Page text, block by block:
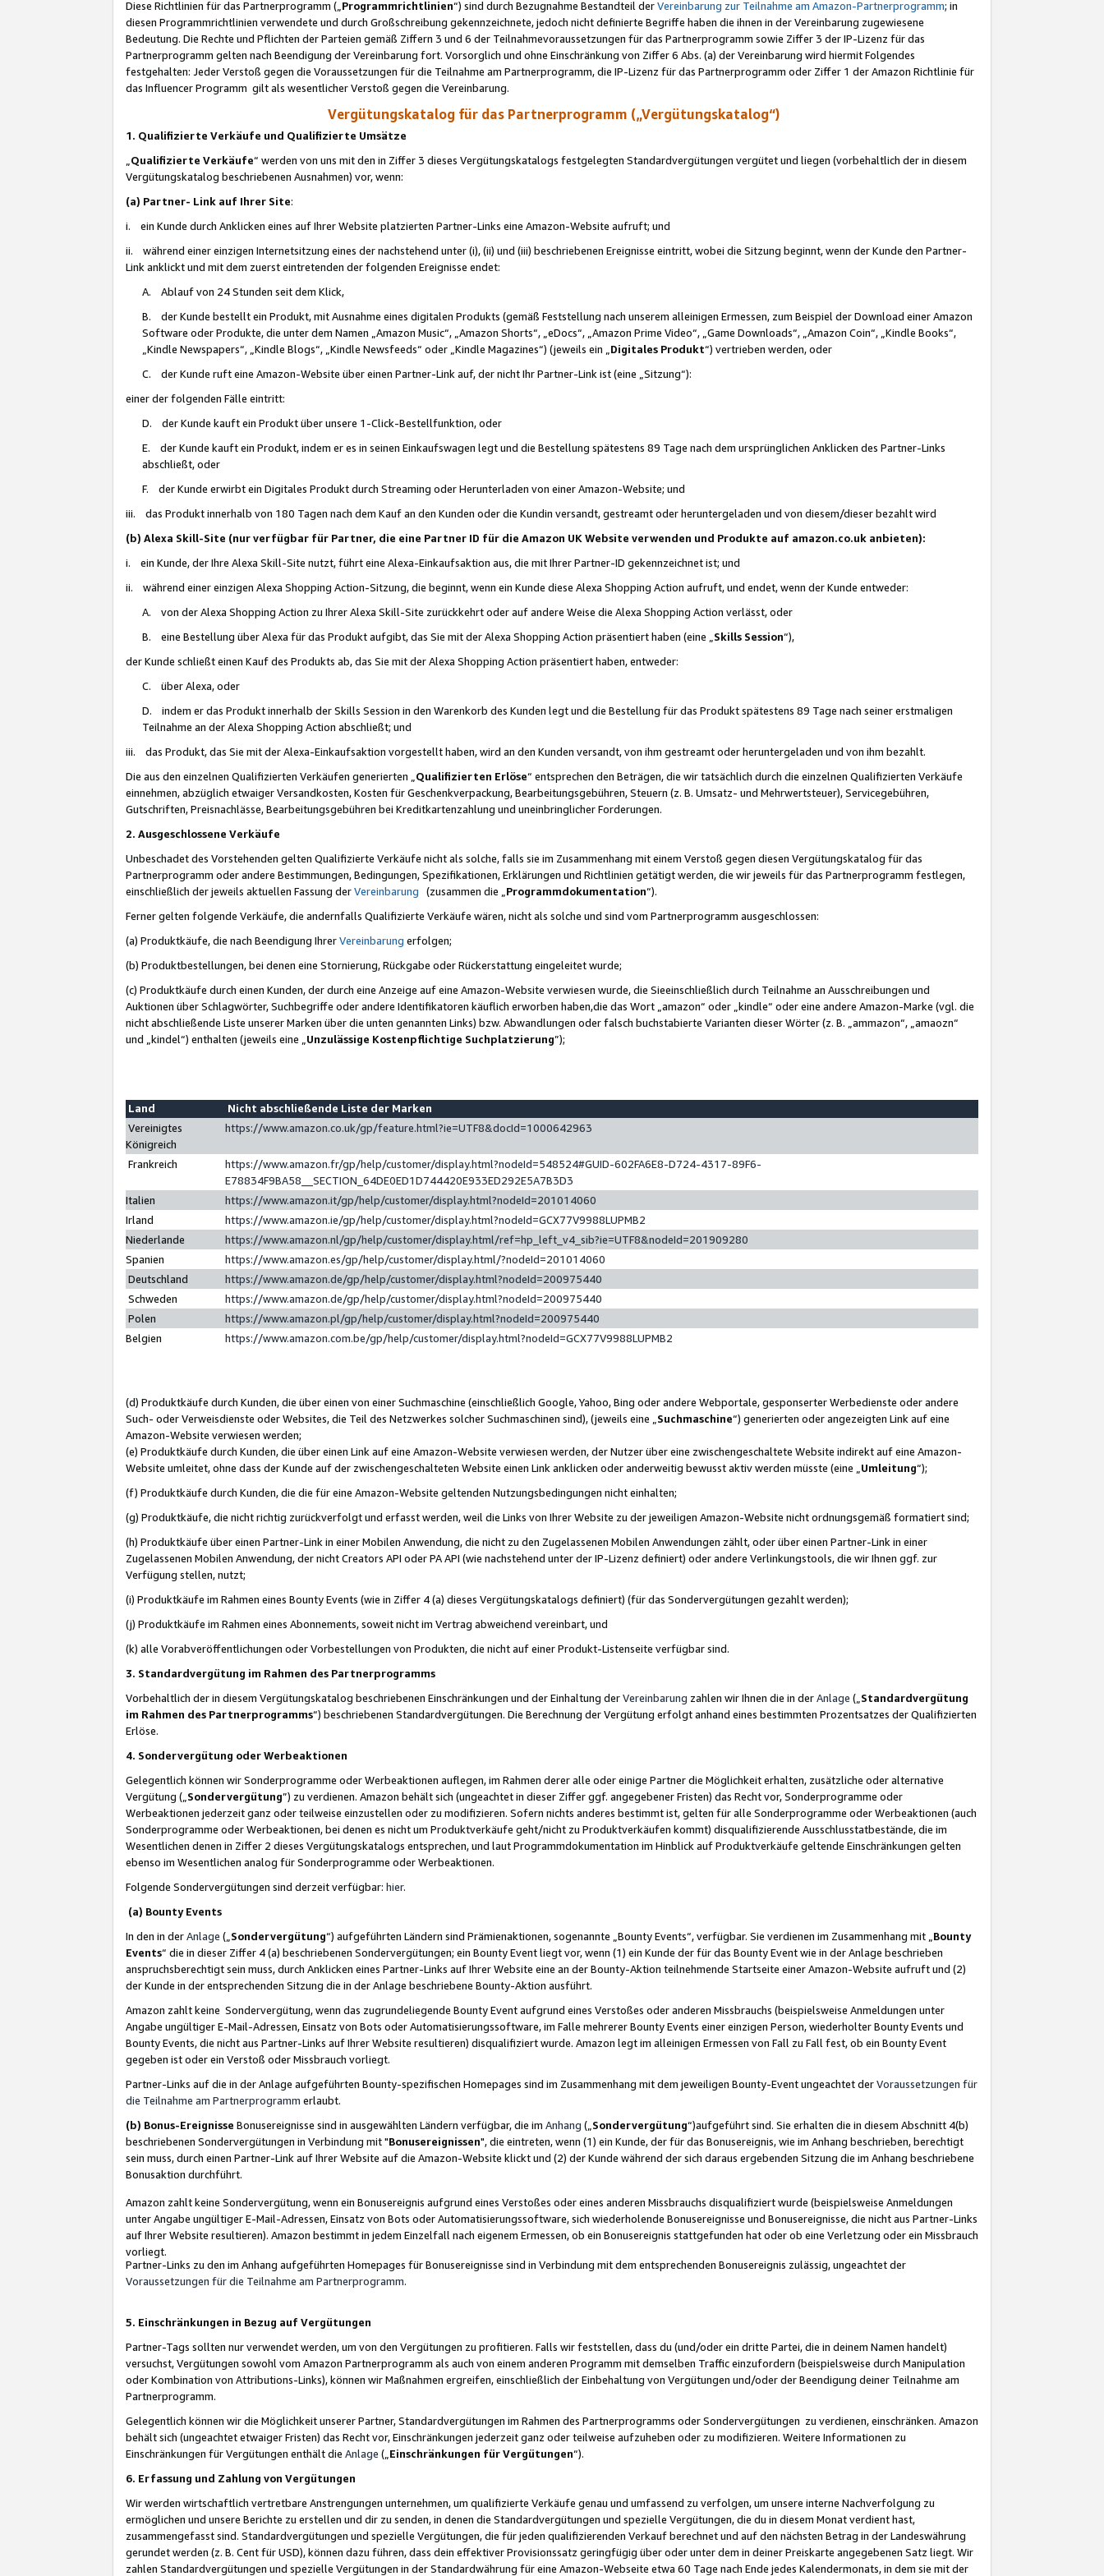
Diese Richtlinien für das Partnerprogramm („Programmrichtlinien“) sind durch Bezugnahme Bestandteil derVereinbarung zur Teilnahme am Amazon-Partnerprogramm; in
diesen Programmrichtlinien verwendete und durch Großschreibung gekennzeichnete, jedoch nicht definierte Begriffe haben die ihnen in der Vereinbarung zugewiesene
Bedeutung. Die Rechte und Pflichten der Parteien gemäß Ziffern 3 und 6 der Teilnahmevoraussetzungen für das Partnerprogramm sowie Ziffer 3 der IP-Lizenz für das
Partnerprogramm gelten nach Beendigung der Vereinbarung fort. Vorsorglich und ohne Einschränkung von Ziffer 6 Abs. (a) der Vereinbarung wird hiermit Folgendes
festgehalten: Jeder Verstoß gegen die Voraussetzungen für die Teilnahme am Partnerprogramm, die IP-Lizenz für das Partnerprogramm oder Ziffer 1 der Amazon Richtlinie für
das Influencer Programm gilt als wesentlicher Verstoß gegen die Vereinbarung.
Vergütungskatalog für das Partnerprogramm („Vergütungskatalog“)
1. Qualifizierte Verkäufe und Qualifizierte Umsätze
Qualifizierte Verkäufe“ werden von uns mit den in Ziffer 3 dieses Vergütungskatalogs festgelegten Standardvergütungen vergütet und liegen (vorbehaltlich der in diesem
Vergütungskatalog beschriebenen Ausnahmen) vor, wenn:
(a) Partner- Link auf Ihrer Site:
i. ein Kunde durch Anklicken eines auf Ihrer Website platzierten Partner-Links eine Amazon-Website aufruft; und
ii. während einer einzigen Internetsitzung eines der nachstehend unter (i), (ii) und (iii) beschriebenen Ereignisse eintritt, wobei die Sitzung beginnt, wenn der Kunde den Partner-
Link anklickt und mit dem zuerst eintretenden der folgenden Ereignisse endet:
A. Ablauf von 24 Stunden seit dem Klick,
B. der Kunde bestellt ein Produkt, mit Ausnahme eines digitalen Produkts (gemäß Feststellung nach unserem alleinigen Ermessen, zum Beispiel der Download einer Amazon
Software oder Produkte, die unter dem Namen „Amazon Music“, „Amazon Shorts“, „eDocs“, „Amazon Prime Video“, „Game Downloads“, „Amazon Coin“, „Kindle Books“,
„Kindle Newspapers“, „Kindle Blogs“, „Kindle Newsfeeds“ oder „Kindle Magazines“) (jeweils ein „ Digitales Produkt“) vertrieben werden, oder
C. der Kunde ruft eine Amazon-Website über einen Partner-Link auf, der nicht Ihr Partner-Link ist (eine „Sitzung“):
einer der folgenden Fälle eintritt:
D. der Kunde kauft ein Produkt über unsere 1-Click-Bestellfunktion, oder
E. der Kunde kauft ein Produkt, indem er es in seinen Einkaufswagen legt und die Bestellung spätestens 89 Tage nach dem ursprünglichen Anklicken des Partner-Links
abschließt, oder
F. der Kunde erwirbt ein Digitales Produkt durch Streaming oder Herunterladen von einer Amazon-Website; und
iii. das Produkt innerhalb von 180 Tagen nach dem Kauf an den Kunden oder die Kundin versandt, gestreamt oder heruntergeladen und von diesem/dieser bezahlt wird
(b) Alexa Skill-Site (nur verfügbar für Partner, die eine Partner ID für die Amazon UK Website verwenden und Produkte auf amazon.co.uk anbieten):
i. ein Kunde, der Ihre Alexa Skill-Site nutzt, führt eine Alexa-Einkaufsaktion aus, die mit Ihrer Partner-ID gekennzeichnet ist; und
ii. während einer einzigen Alexa Shopping Action-Sitzung, die beginnt, wenn ein Kunde diese Alexa Shopping Action aufruft, und endet, wenn der Kunde entweder:
A. von der Alexa Shopping Action zu Ihrer Alexa Skill-Site zurückkehrt oder auf andere Weise die Alexa Shopping Action verlässt, oder
B. eine Bestellung über Alexa für das Produkt aufgibt, das Sie mit der Alexa Shopping Action präsentiert haben (eine „ Skills Session“),
der Kunde schließt einen Kauf des Produkts ab, das Sie mit der Alexa Shopping Action präsentiert haben, entweder:
C. über Alexa, oder
D. indem er das Produkt innerhalb der Skills Session in den Warenkorb des Kunden legt und die Bestellung für das Produkt spätestens 89 Tage nach seiner erstmaligen
Teilnahme an der Alexa Shopping Action abschließt; und
iii. das Produkt, das Sie mit der Alexa-Einkaufsaktion vorgestellt haben, wird an den Kunden versandt, von ihm gestreamt oder heruntergeladen und von ihm bezahlt.
Die aus den einzelnen Qualifizierten Verkäufen generierten „ Qualifizierten Erlöse“ entsprechen den Beträgen, die wir tatsächlich durch die einzelnen Qualifizierten Verkäufe
einnehmen, abzüglich etwaiger Versandkosten, Kosten für Geschenkverpackung, Bearbeitungsgebühren, Steuern (z. B. Umsatz- und Mehrwertsteuer), Servicegebühren,
Gutschriften, Preisnachlässe, Bearbeitungsgebühren bei Kreditkartenzahlung und uneinbringlicher Forderungen.
2. Ausgeschlossene Verkäufe
Unbeschadet des Vorstehenden gelten Qualifizierte Verkäufe nicht als solche, falls sie im Zusammenhang mit einem Verstoß gegen diesen Vergütungskatalog für das
Partnerprogramm oder andere Bestimmungen, Bedingungen, Spezifikationen, Erklärungen und Richtlinien getätigt werden, die wir jeweils für das Partnerprogramm festlegen,
einschließlich der jeweils aktuellen Fassung derVereinbarung (zusammen die „ Programmdokumentation“).
Ferner gelten folgende Verkäufe, die andernfalls Qualifizierte Verkäufe wären, nicht als solche und sind vom Partnerprogramm ausgeschlossen:
(a) Produktkäufe, die nach Beendigung IhrerVereinbarung erfolgen;
(b) Produktbestellungen, bei denen eine Stornierung, Rückgabe oder Rückerstattung eingeleitet wurde;
(c) Produktkäufe durch einen Kunden, der durch eine Anzeige auf eine Amazon-Website verwiesen wurde, die Sieeinschließlich durch Teilnahme an Ausschreibungen und
Auktionen über Schlagwörter, Suchbegriffe oder andere Identifikatoren käuflich erworben haben,die das Wort „amazon“ oder „kindle“ oder eine andere Amazon-Marke (vgl. die
nicht abschließende Liste unserer Marken über die unten genannten Links) bzw. Abwandlungen oder falsch buchstabierte Varianten dieser Wörter (z. B. „ammazon“, „amaozn“
und „kindel“) enthalten (jeweils eine „ Unzulässige Kostenpflichtige Suchplatzierung”);
Land
Nicht abschließende Liste der Marken
Vereinigtes
Königreich
https://www.amazon.co.uk/gp/feature.html?ie=UTF8&docId=1000642963
Frankreich
https://www.amazon.fr/gp/help/customer/display.html?nodeId=548524#GUID-602FA6E8-D724-4317-89F6-
E78834F9BA58__SECTION_64DE0ED1D744420E933ED292E5A7B3D3
Italien
https://www.amazon.it/gp/help/customer/display.html?nodeId=201014060
Irland
https://www.amazon.ie/gp/help/customer/display.html?nodeId=GCX77V9988LUPMB2
Niederlande
https://www.amazon.nl/gp/help/customer/display.html/ref=hp_left_v4_sib?ie=UTF8&nodeId=201909280
Spanien
https://www.amazon.es/gp/help/customer/display.html/?nodeId=201014060
Deutschland
https://www.amazon.de/gp/help/customer/display.html?nodeId=200975440
Schweden
https://www.amazon.de/gp/help/customer/display.html?nodeId=200975440
Polen
https://www.amazon.pl/gp/help/customer/display.html?nodeId=200975440
Belgien
https://www.amazon.com.be/gp/help/customer/display.html?nodeId=GCX77V9988LUPMB2
(d) Produktkäufe durch Kunden, die über einen von einer Suchmaschine (einschließlich Google, Yahoo, Bing oder andere Webportale, gesponserter Werbedienste oder andere
Such- oder Verweisdienste oder Websites, die Teil des Netzwerkes solcher Suchmaschinen sind), (jeweils eine „ Suchmaschine“) generierten oder angezeigten Link auf eine
Amazon-Website verwiesen werden;
(e) Produktkäufe durch Kunden, die über einen Link auf eine Amazon-Website verwiesen werden, der Nutzer über eine zwischengeschaltete Website indirekt auf eine Amazon-
Website umleitet, ohne dass der Kunde auf der zwischengeschalteten Website einen Link anklicken oder anderweitig bewusst aktiv werden müsste (eine „ Umleitung“);
(f) Produktkäufe durch Kunden, die die für eine Amazon-Website geltenden Nutzungsbedingungen nicht einhalten;
(g) Produktkäufe, die nicht richtig zurückverfolgt und erfasst werden, weil die Links von Ihrer Website zu der jeweiligen Amazon-Website nicht ordnungsgemäß formatiert sind;
(h) Produktkäufe über einen Partner-Link in einer Mobilen Anwendung, die nicht zu den Zugelassenen Mobilen Anwendungen zählt, oder über einen Partner-Link in einer
Zugelassenen Mobilen Anwendung, der nicht Creators API oder PA API (wie nachstehend unter der IP-Lizenz definiert) oder andere Verlinkungstools, die wir Ihnen ggf. zur
Verfügung stellen, nutzt;
(i) Produktkäufe im Rahmen eines Bounty Events (wie in Ziffer 4 (a) dieses Vergütungskatalogs definiert) (für das Sondervergütungen gezahlt werden);
(j) Produktkäufe im Rahmen eines Abonnements, soweit nicht im Vertrag abweichend vereinbart, und
(k) alle Vorabveröffentlichungen oder Vorbestellungen von Produkten, die nicht auf einer Produkt-Listenseite verfügbar sind.
3. Standardvergütung im Rahmen des Partnerprogramms
Vorbehaltlich der in diesem Vergütungskatalog beschriebenen Einschränkungen und der Einhaltung derVereinbarung zahlen wir Ihnen die in derAnlage („ Standardvergütung
im Rahmen des Partnerprogramms“) beschriebenen Standardvergütungen. Die Berechnung der Vergütung erfolgt anhand eines bestimmten Prozentsatzes der Qualifizierten
Erlöse.
4. Sondervergütung oder Werbeaktionen
Gelegentlich können wir Sonderprogramme oder Werbeaktionen auflegen, im Rahmen derer alle oder einige Partner die Möglichkeit erhalten, zusätzliche oder alternative
Vergütung („ Sondervergütung”) zu verdienen. Amazon behält sich (ungeachtet in dieser Ziffer ggf. angegebener Fristen) das Recht vor, Sonderprogramme oder
Werbeaktionen jederzeit ganz oder teilweise einzustellen oder zu modifizieren. Sofern nichts anderes bestimmt ist, gelten für alle Sonderprogramme oder Werbeaktionen (auch
Sonderprogramme oder Werbeaktionen, bei denen es nicht um Produktverkäufe geht/nicht zu Produktverkäufen kommt) disqualifizierende Ausschlusstatbestände, die im
Wesentlichen denen in Ziffer 2 dieses Vergütungskatalogs entsprechen, und laut Programmdokumentation im Hinblick auf Produktverkäufe geltende Einschränkungen gelten
ebenso im Wesentlichen analog für Sonderprogramme oder Werbeaktionen.
Folgende Sondervergütungen sind derzeit verfügbar: hier.
(a) Bounty Events
In den in derAnlage („ Sondervergütung“) aufgeführten Ländern sind Prämienaktionen, sogenannte „Bounty Events“, verfügbar. Sie verdienen im Zusammenhang mit „ Bounty
Events“ die in dieser Ziffer 4 (a) beschriebenen Sondervergütungen; ein Bounty Event liegt vor, wenn (1) ein Kunde der für das Bounty Event wie in der Anlage beschrieben
anspruchsberechtigt sein muss, durch Anklicken eines Partner-Links auf Ihrer Website eine an der Bounty-Aktion teilnehmende Startseite einer Amazon-Website aufruft und (2)
der Kunde in der entsprechenden Sitzung die in der Anlage beschriebene Bounty-Aktion ausführt.
Amazon zahlt keine Sondervergütung, wenn das zugrundeliegende Bounty Event aufgrund eines Verstoßes oder anderen Missbrauchs (beispielsweise Anmeldungen unter
Angabe ungültiger E-Mail-Adressen, Einsatz von Bots oder Automatisierungssoftware, im Falle mehrerer Bounty Events einer einzigen Person, wiederholter Bounty Events und
Bounty Events, die nicht aus Partner-Links auf Ihrer Website resultieren) disqualifiziert wurde. Amazon legt im alleinigen Ermessen von Fall zu Fall fest, ob ein Bounty Event
gegeben ist oder ein Verstoß oder Missbrauch vorliegt.
Partner-Links auf die in der Anlage aufgeführten Bounty-spezifischen Homepages sind im Zusammenhang mit dem jeweiligen Bounty-Event ungeachtet derVoraussetzungen für
die Teilnahme am Partnerprogramm erlaubt.
(b) Bonus-Ereignisse Bonusereignisse sind in ausgewählten Ländern verfügbar, die im Anhang („ Sondervergütung“)aufgeführt sind. Sie erhalten die in diesem Abschnitt 4(b)
beschriebenen Sondervergütungen in Verbindung mit "Bonusereignissen", die eintreten, wenn (1) ein Kunde, der für das Bonusereignis, wie im Anhang beschrieben, berechtigt
sein muss, durch einen Partner-Link auf Ihrer Website auf die Amazon-Website klickt und (2) der Kunde während der sich daraus ergebenden Sitzung die im Anhang beschriebene
Bonusaktion durchführt.
Amazon zahlt keine Sondervergütung, wenn ein Bonusereignis aufgrund eines Verstoßes oder eines anderen Missbrauchs disqualifiziert wurde (beispielsweise Anmeldungen
unter Angabe ungültiger E-Mail-Adressen, Einsatz von Bots oder Automatisierungssoftware, sich wiederholende Bonusereignisse und Bonusereignisse, die nicht aus Partner-Links
auf Ihrer Website resultieren). Amazon bestimmt in jedem Einzelfall nach eigenem Ermessen, ob ein Bonusereignis stattgefunden hat oder ob eine Verletzung oder ein Missbrauch
vorliegt.
Partner-Links zu den im Anhang aufgeführten Homepages für Bonusereignisse sind in Verbindung mit dem entsprechenden Bonusereignis zulässig, ungeachtet der
Voraussetzungen für die Teilnahme am Partnerprogramm.
5. Einschränkungen in Bezug auf Vergütungen
Partner-Tags sollten nur verwendet werden, um von den Vergütungen zu profitieren. Falls wir feststellen, dass du (und/oder ein dritte Partei, die in deinem Namen handelt)
versuchst, Vergütungen sowohl vom Amazon Partnerprogramm als auch von einem anderen Programm mit demselben Traffic einzufordern (beispielsweise durch Manipulation
oder Kombination von Attributions-Links), können wir Maßnahmen ergreifen, einschließlich der Einbehaltung von Vergütungen und/oder der Beendigung deiner Teilnahme am
Partnerprogramm.
Gelegentlich können wir die Möglichkeit unserer Partner, Standardvergütungen im Rahmen des Partnerprogramms oder Sondervergütungen zu verdienen, einschränken. Amazon
behält sich (ungeachtet etwaiger Fristen) das Recht vor, Einschränkungen jederzeit ganz oder teilweise aufzuheben oder zu modifizieren. Weitere Informationen zu
Einschränkungen für Vergütungen enthält die Anlage („ Einschränkungen für Vergütungen“).
6. Erfassung und Zahlung von Vergütungen
Wir werden wirtschaftlich vertretbare Anstrengungen unternehmen, um qualifizierte Verkäufe genau und umfassend zu verfolgen, um unsere interne Nachverfolgung zu
ermöglichen und unsere Berichte zu erstellen und dir zu senden, in denen die Standardvergütungen und spezielle Vergütungen, die du in diesem Monat verdient hast,
zusammengefasst sind. Standardvergütungen und spezielle Vergütungen, die für jeden qualifizierenden Verkauf berechnet und auf den nächsten Betrag in der Landeswährung
gerundet werden (z. B. Cent für USD), können dazu führen, dass dein effektiver Provisionssatz geringfügig über oder unter dem in deiner Preiskarte angegebenen Satz liegt. Wir
zahlen Standardvergütungen und spezielle Vergütungen in der Standardwährung für eine Amazon-Webseite etwa 60 Tage nach Ende jedes Kalendermonats, in dem sie mit der